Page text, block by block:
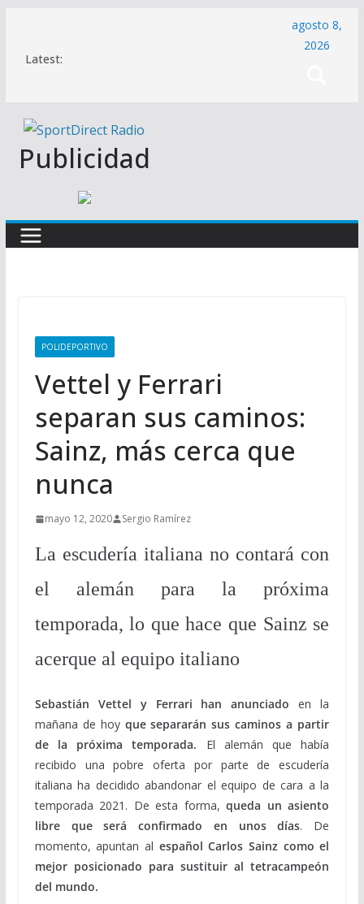
contenido
Latest:
agosto 8,
2026
Publicidad
POLIDEPORTIVO
Vettel y Ferrari
separan sus caminos:
Sainz, más cerca que
nunca
mayo 12, 2020 Sergio Ramírez
La escudería italiana no contará con
el alemán para la próxima
temporada, lo que hace que Sainz se
acerque al equipo italiano
Sebastián Vettel y Ferrari han anunciado en la
mañana de hoyque separarán sus caminos a partir
de la próxima temporada. El alemán que había
recibido una pobre oferta por parte de escudería
italiana ha decidido abandonar el equipo de cara a la
temporada 2021. De esta forma,queda un asiento
libre que será confirmado en unos días. De
momento, apuntan al español Carlos Sainz como el
mejor posicionado para sustituir al tetracampeón
del mundo.